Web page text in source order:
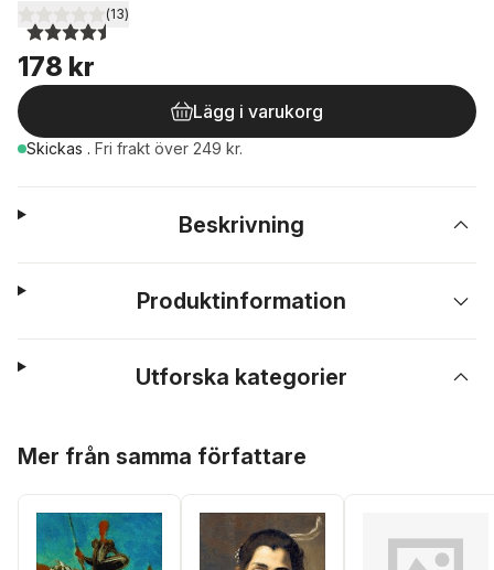
4,5utav 5 stjärnor. Totalt antal röster:
(13)
178 kr
Lägg i varukorg
Skickas . Fri frakt över 249 kr.
Beskrivning
Produktinformation
Utforska kategorier
Mer från samma författare